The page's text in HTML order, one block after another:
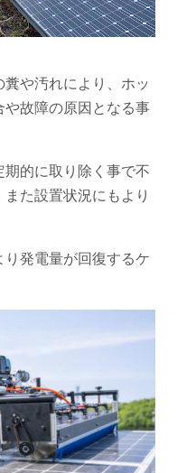
や汚れにより、ホッ
や故障の原因となる事
的に取り除く事で不
た設置状況にもより
発電量が回復するケ